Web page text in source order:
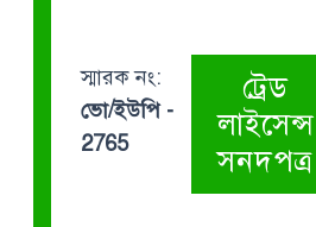
স্মারক নং:
ভো/ইউপি -
2765
ট্রেড
লাইসেন্স
সনদপত্র